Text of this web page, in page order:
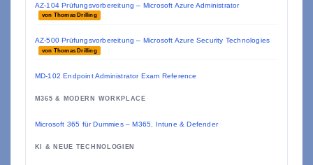
AZ-104 Prüfungsvorbereitung – Microsoft Azure Administrator
von Thomas Drilling
AZ-500 Prüfungsvorbereitung – Microsoft Azure Security Technologies
von Thomas Drilling
MD-102 Endpoint Administrator Exam Reference
M365 & MODERN WORKPLACE
Microsoft 365 für Dummies – M365, Intune & Defender
KI & NEUE TECHNOLOGIEN